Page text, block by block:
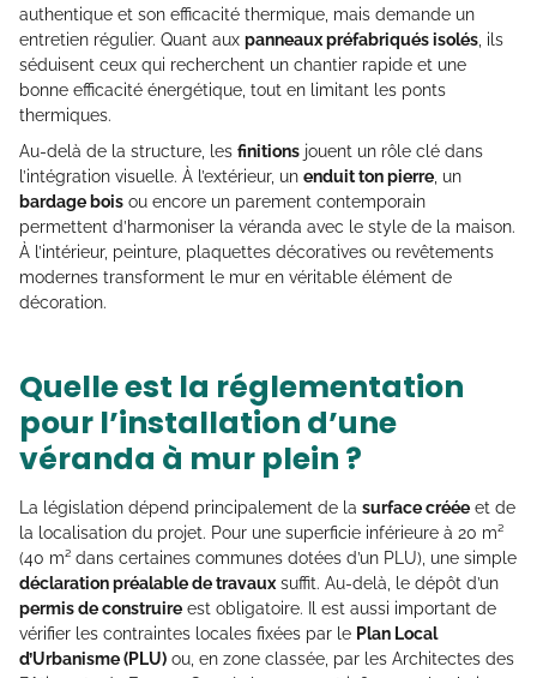
authentique et son efficacité thermique, mais demande un
entretien régulier. Quant aux panneaux préfabriqués isolés , ils
séduisent ceux qui recherchent un chantier rapide et une
bonne efficacité énergétique, tout en limitant les ponts
thermiques.
Au-delà de la structure, les finitions jouent un rôle clé dans
l’intégration visuelle. À l’extérieur, un enduit ton pierre , un
bardage bois ou encore un parement contemporain
permettent d’harmoniser la véranda avec le style de la maison.
À l’intérieur, peinture, plaquettes décoratives ou revêtements
modernes transforment le mur en véritable élément de
décoration.
Quelle est la réglementation
pour l’installation d’une
véranda à mur plein ?
La législation dépend principalement de la surface créée et de
la localisation du projet. Pour une superficie inférieure à 20 m²
(40 m² dans certaines communes dotées d’un PLU), une simple
déclaration préalable de travaux suffit. Au-delà, le dépôt d’un
permis de construire est obligatoire. Il est aussi important de
vérifier les contraintes locales fixées par le Plan Local
d’Urbanisme (PLU) ou, en zone classée, par les Architectes des